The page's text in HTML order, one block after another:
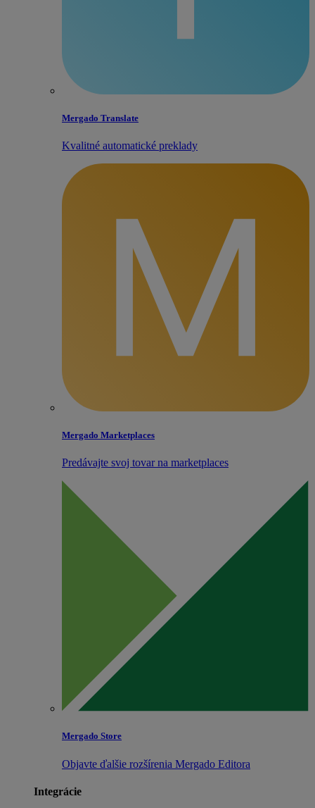
Mergado Translate
Kvalitné automatické preklady
Mergado Marketplaces
Predávajte svoj tovar na marketplaces
Mergado Store
Objavte ďalšie rozšírenia Mergado Editora
Integrácie